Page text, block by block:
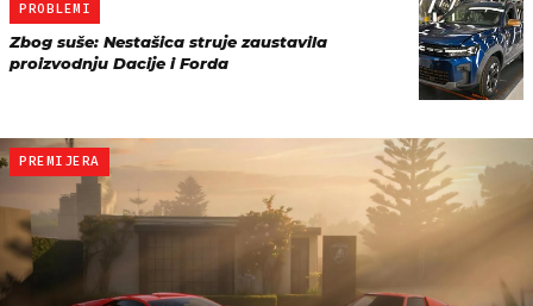
PROBLEMI
Zbog suše: Nestašica struje zaustavila
proizvodnju Dacije i Forda
PREMIJERA